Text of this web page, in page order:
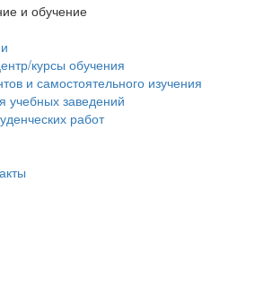
и обучение
курсы обучения
и самостоятельного изучения
учебных заведений
работ